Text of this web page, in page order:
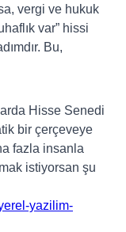
vergi ve hukuk
var” hissi
Bu,
Hisse Senedi
bir çerçeveye
fazla insanla
istiyorsan şu
yazilim-